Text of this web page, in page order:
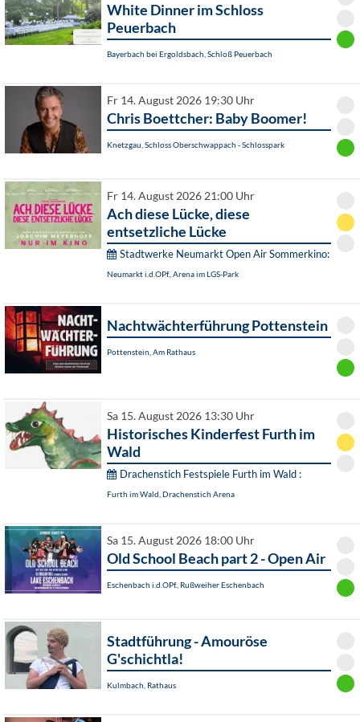
White Dinner im Schloss
Peuerbach
Bayerbach bei Ergoldsbach, Schloß Peuerbach
Fr 14. August 2026 19:30 Uhr
Chris Boettcher: Baby Boomer!
Knetzgau, Schloss Oberschwappach - Schlosspark
Fr 14. August 2026 21:00 Uhr
Ach diese Lücke, diese
entsetzliche Lücke
Stadtwerke Neumarkt Open Air Sommerkino:
Neumarkt i.d.OPf., Arena im LGS-Park
Nachtwächterführung Pottenstein
Pottenstein, Am Rathaus
Sa 15. August 2026 13:30 Uhr
Historisches Kinderfest Furth im
Wald
Drachenstich Festspiele Furth im Wald :
Furth im Wald, Drachenstich Arena
Sa 15. August 2026 18:00 Uhr
Old School Beach part 2 - Open Air
Eschenbach i.d.OPf., Rußweiher Eschenbach
Stadtführung - Amouröse
G'schichtla!
Kulmbach, Rathaus